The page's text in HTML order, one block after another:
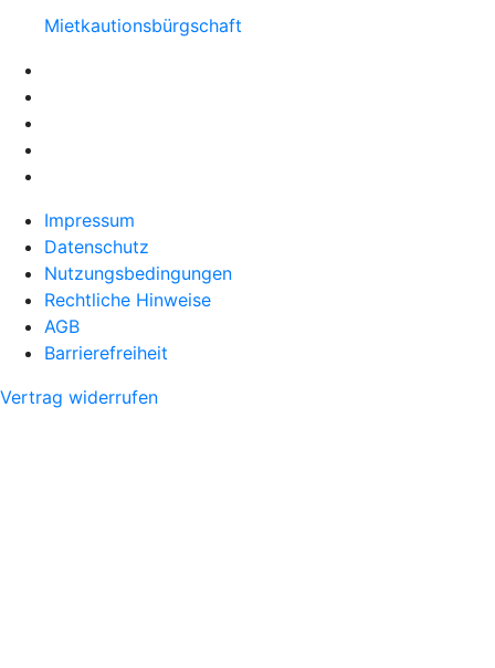
Mietkautionsbürgschaft
Impressum
Datenschutz
Nutzungsbedingungen
Rechtliche Hinweise
AGB
Barrierefreiheit
Vertrag widerrufen